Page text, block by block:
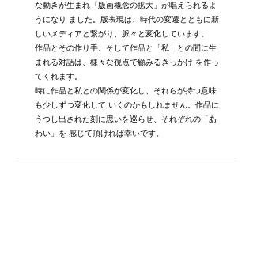
な動きが生まれ「版画概念の拡大」が唱えられるよ
うになり ました。 版表現は、時代の変遷とともに新
しいメディアと繋がり、脈々と変化しています。
作品とその作り手、そして作品と「私」との間に生
まれる対話は、様々な視点で顧みるきっかけ を作っ
てくれます。
時に作品と私との関係が変化し、それらが持つ意味
も少しずつ変化して いくのかもしれません。作品に
うつし出された刻に思いを巡らせ、それぞれの「あ
わい」を 感じて頂ければ幸いです。